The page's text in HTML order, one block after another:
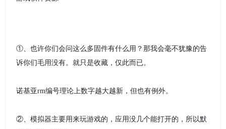
①、也许你们会问这么多固件有什么用？那我会毫不犹豫的告
诉你们毛用没有。就只是收藏，仅此而已。
诺基亚rm编号理论上数字越大越新，但也有例外。
②、模拟器主要用来玩游戏的，应用没几个能打开的，所以默